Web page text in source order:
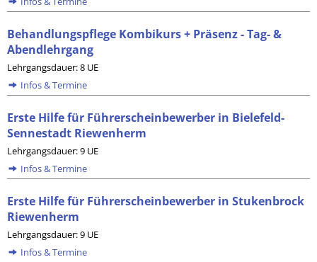
Behandlungspflege Kombikurs + Präsenz - Tag- &
Abendlehrgang
Lehrgangsdauer: 8 UE
Infos & Termine
Erste Hilfe für Führerscheinbewerber in Bielefeld-
Sennestadt Riewenherm
Lehrgangsdauer: 9 UE
Infos & Termine
Erste Hilfe für Führerscheinbewerber in Stukenbrock
Riewenherm
Lehrgangsdauer: 9 UE
Infos & Termine